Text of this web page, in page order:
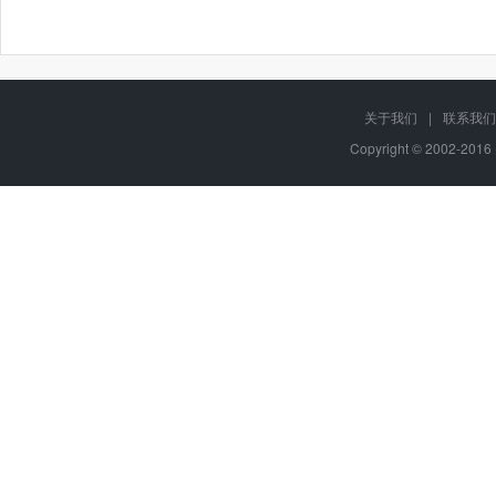
关于我们 |
联系我们
Copyright © 2002-